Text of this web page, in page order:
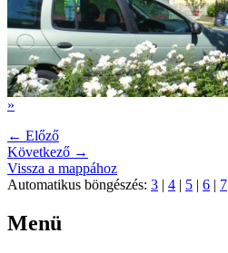
»
← Előző
Következő →
Vissza a mappához
Automatikus böngészés: 3 | 4 | 5 | 6 | 7
Menü